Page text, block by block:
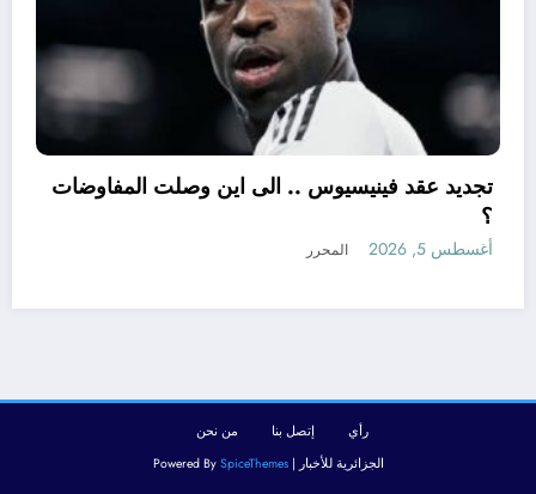
تجديد عقد فينيسيوس .. الى اين وصلت
أغسطس 5, 2026
كل شيء عن شراء السكنات في الجزائر بقرض